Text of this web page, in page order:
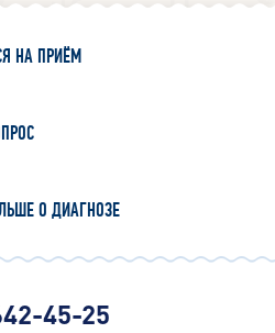
НА ПРИЁМ
О ДИАГНОЗЕ
45-25